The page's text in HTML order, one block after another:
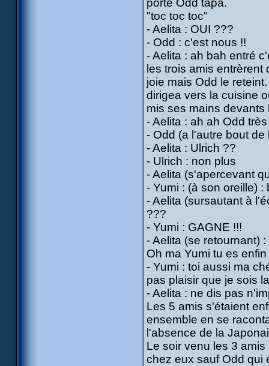
porte Odd tapa.
"toc toc toc"
- Aelita : OUI ???
- Odd : c'est nous !!
- Aelita : ah bah entré
les trois amis
joie mais Odd le
dirigea vers la cuisine
mis ses mains devants
- Aelita : ah ah Odd
- Odd (a l'autre bout
- Aelita : Ulrich ??
- Ulrich : non plus
- Aelita (s'apercevant
- Yumi : (à son oreille)
- Aelita (sursautant à
???
- Yumi : GAGNE !!!
- Aelita (se retournant)
Oh ma Yumi tu es
- Yumi : toi aussi ma
pas plaisir que je sois
- Aelita : ne dis pas
Les 5 amis s'étaient
ensemble en se
l'absence de la
Le soir venu les 3
chez eux sauf Odd qui